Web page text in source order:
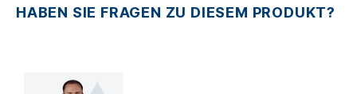
HABEN SIE FRAGEN ZU DIESEM PRODUKT?